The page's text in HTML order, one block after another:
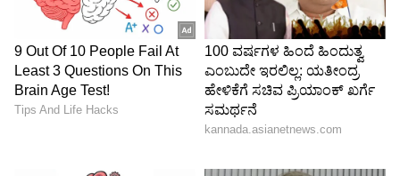
ಶುಭ್‌ಮನ್ ಗಿಲ್‌ ನೇತೃತ್ವದ ಗುಜರಾತ್ ಟೈಟಾನ್ಸ್ ತಂಡವು
ಸತತ ಗೆಲುವಿನ ಮೂಲಕ ಆತ್ಮವಿಶ್ವಾಸದಿಂದ ಬೀಗುತ್ತಿದೆ.
ಒಂದು ವೇಳೆ ಮಳೆಯಿಂದ ಕ್ವಾಲಿಫೈಯರ್-1 ಪಂದ್ಯ
ರದ್ದಾದರೇ, ಗುಜರಾತ್ ಗೆಲುವಿನ ಓಟಕ್ಕೆ ಕೊಂಚ ಬ್ರೇಕ್
ಬಿದ್ದಂತೆ ಆಗಲಿದೆ. ಆದರೆ ಎಲಿಮಿನೇಟರ್ ಪಂದ್ಯದಲ್ಲಿ ಗೆದ್ದ